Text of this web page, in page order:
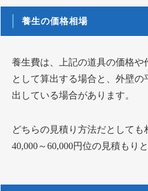
養生の価格相場
養生費は、上記の道具の価格や
として算出する場合と、外壁
出している場合があります。
どちらの見積り方法だとしても
40,000～60,000円位の見積もり